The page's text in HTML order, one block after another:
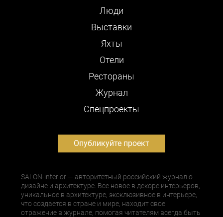
Люди
Выставки
Яхты
Отели
Рестораны
Журнал
Cпецпроекты
Опубликуйте проект
SALON-interior — авторитетный российский журнал о
дизайне и архитектуре. Все новое в декоре интерьеров,
уникальное в архитектуре, эксклюзивное в интерьере,
что создается в стране и мире, находит свое
отражение в журнале, помогая читателям всегда быть